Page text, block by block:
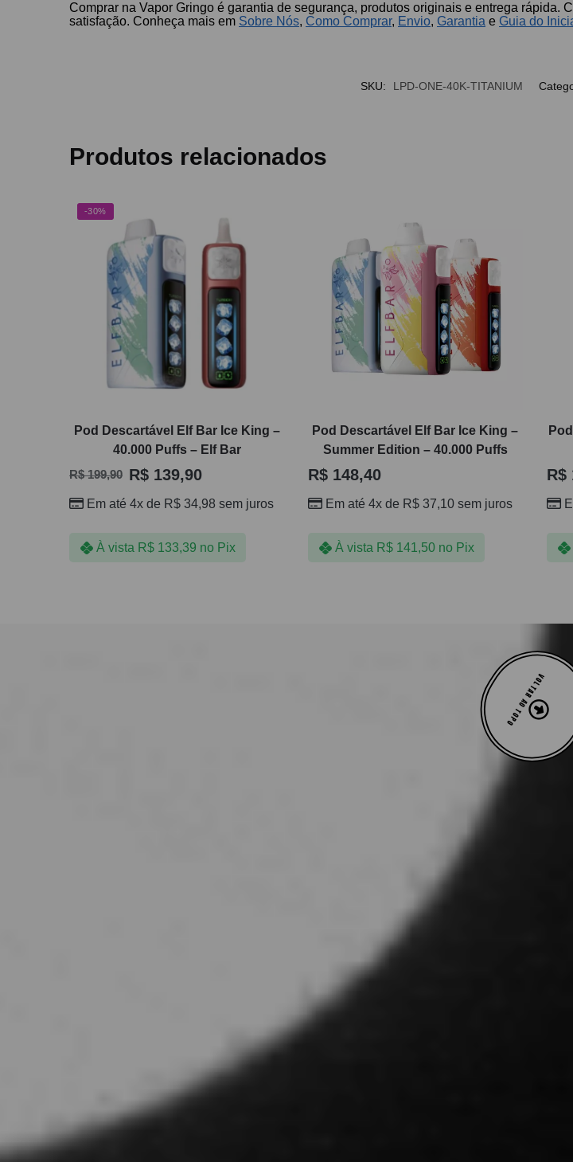
Comprar na Vapor Gringo é garantia de segurança, produtos originais e entrega
satisfação. Conheça mais em Sobre Nós, Como Comprar, Envio, Garantia e Guia do
SKU: LPD-ONE-40K-TITANIUM
Produtos relacionados
-30%
Pod Descartável Elf Bar Ice King –
40.000 Puffs – Elf Bar
R$199,90 R$ 139,90
Em até 4x de R$ 34,98 sem juros
À vista R$133,39 no Pix
Pod Descartável Elf Bar Ice King –
Summer Edition – 40.000 Puffs
R$ 148,40
Em até 4x de R$ 37,10 sem juros
À vista R$141,50 no Pix
R$
VOLTAR AO TOPO